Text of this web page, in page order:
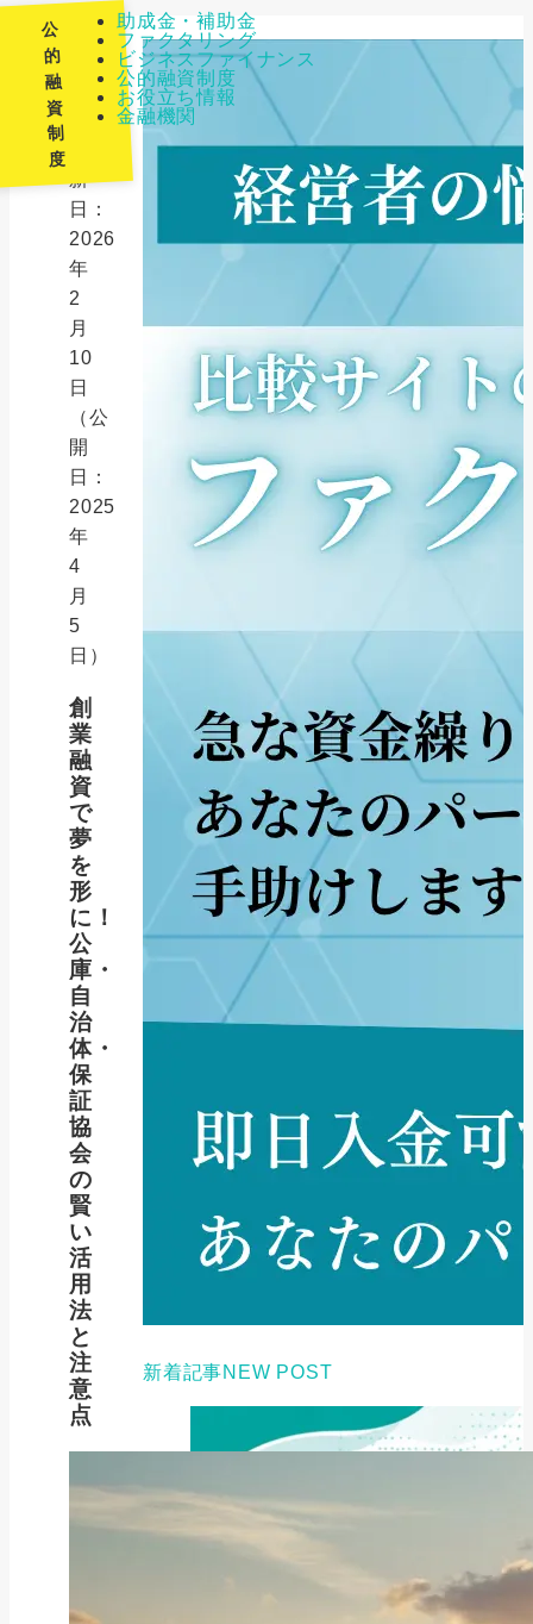
助成金・補助金
ファクタリング
ビジネスファイナンス
公的融資制度
お役立ち情報
金融機関
公
的
融
資
制
度
新
日：
2026
年
2
月
10
日
（公
開
日：
2025
年
4
月
5
日）
創
業
融
資
で
夢
を
形
に！
公
庫・
自
治
体・
保
証
協
会
の
賢
い
活
用
法
と
注
意
点
新着記事NEW POST